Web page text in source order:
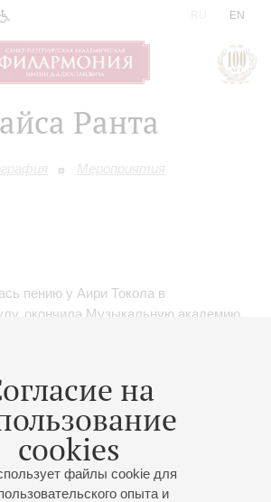
EN
Ранта
Мероприятия
на
cookies
файлы cookie для
опыта и
пению у Аири Токола в
окончила Музыкальную академию
Марьют Ханнула. Певица принимала
классах Евы Блаховы и Удо
момент Ранта учится в Берлине.
обширен – от мюзиклов и оперетт до